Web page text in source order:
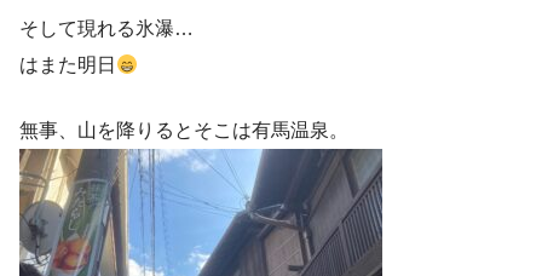
そして現れる氷瀑…
はまた明日
無事、山を降りるとそこは有馬温泉。